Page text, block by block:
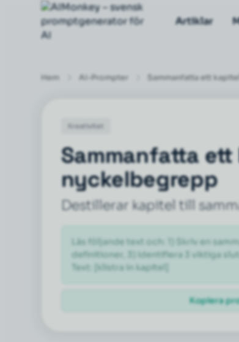
Artiklar
Hem AI-Prompter Sammanfatta ett
Kreativitet
Sammanfatta
nyckelbegrepp
Destillerar kapitel till
Läs följande text och: 1) Skriv en
definitioner, 3) Identifiera 3 viktiga
Text: [klistra in kapitel]
Kopiera